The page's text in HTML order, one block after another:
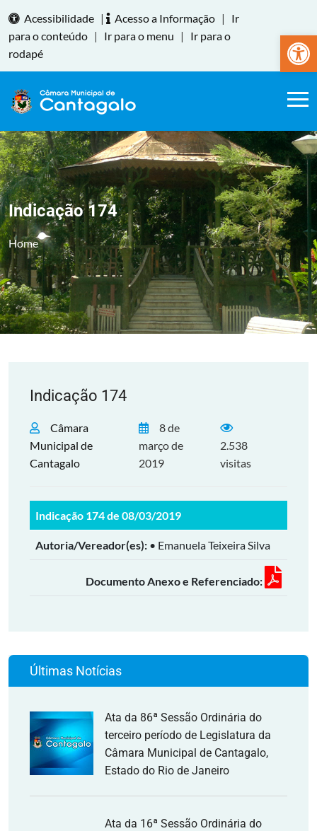
Abrir
Acessibilidade | Acesso a Informação |
Ir
para o conteúdo | Ir para o menu |
Ir para o
rodapé
Indicação 174
Home
Indicação 174
Câmara
Municipal de
Cantagalo
8 de
março de
2019
2.538
visitas
Indicação 174 de 08/03/2019
Autoria/Vereador(es): • Emanuela Teixeira Silva
Documento Anexo e Referenciado:
Últimas Notícias
Ata da 86ª Sessão Ordinária do
terceiro período de Legislatura da
Câmara Municipal de Cantagalo,
Estado do Rio de Janeiro
Ata da 16ª Sessão Ordinária do